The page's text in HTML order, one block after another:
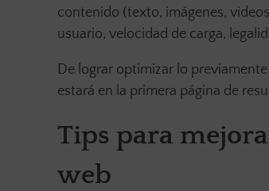
contenido (texto, imágenes,
usuario, velocidad de carga,
De lograr optimizar lo
estará en la primera página de
Tips para
web